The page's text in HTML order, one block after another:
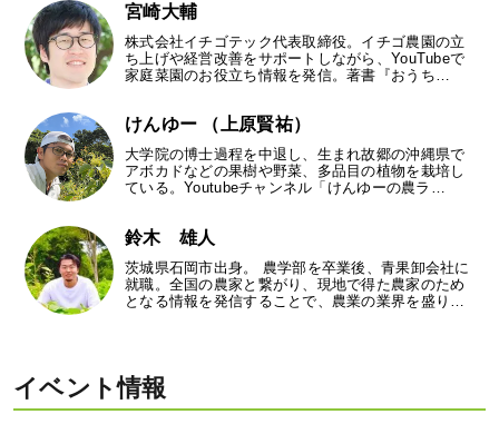
宮崎大輔
株式会社イチゴテック代表取締役。イチゴ農園の立
ち上げや経営改善をサポートしながら、YouTubeで
家庭菜園のお役立ち情報を発信。著書『おうち…
けんゆー （上原賢祐）
大学院の博士過程を中退し、生まれ故郷の沖縄県で
アボカドなどの果樹や野菜、多品目の植物を栽培し
ている。Youtubeチャンネル「けんゆーの農ラ…
鈴木 雄人
茨城県石岡市出身。 農学部を卒業後、青果卸会社に
就職。全国の農家と繋がり、現地で得た農家のため
となる情報を発信することで、農業の業界を盛り…
イベント情報